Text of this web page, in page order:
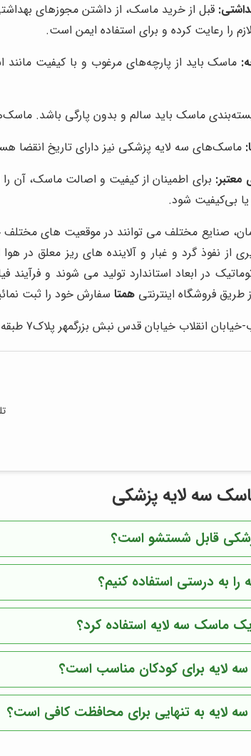
قبل از خرید ماسک، از داشتن مجوزهای
را رعایت کرده و برای استفاده ایمن است.
ماسک باید از پارچه‌های مرغوب و با کیفیت مانند
ماسک باید سالم و بدون پارگی باشد.
ماسک‌های سه لایه پزشکی نیز دارای تاریخ انقضا
معتبر: برای اطمینان از کیفیت و اصالت ماسک، آن
بی‌کیفیت شود.
صنایع مختلف می توانند در موقعیت های
از نفوذ گرد و غبار و آلاینده های ریز معلق
فروشگاه اینترنتی همتاسفارش خود را ثبت
انقلاب خیابان قدس نبش بزرگمهر پلاک7 طبقه اول شمالی
سه لایه پزشکی
قابل شستشو است؟
به درستی استفاده کنیم؟
ماسک سه لایه استفاده کرد؟
سه لایه برای کودکان مناسب است؟
سه لایه به تنهایی برای محافظت کافی است؟